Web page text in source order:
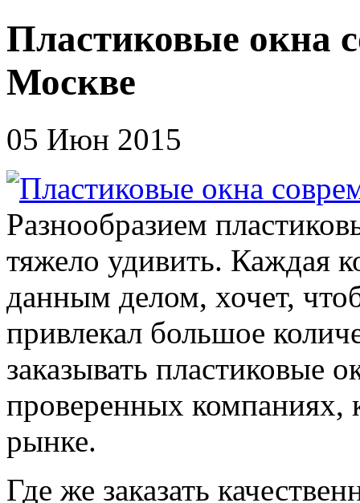
Пластиковые окна
Москве
05 Июн 2015
Разнообразием
тяжело удивить. Каждая
данным делом, хочет,
привлекал большое
заказывать пластиковые
проверенных компаниях,
рынке.
Где же заказать